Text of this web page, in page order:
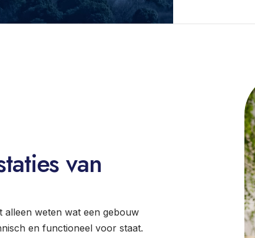
van
alleen weten wat een gebouw
en functioneel voor staat.